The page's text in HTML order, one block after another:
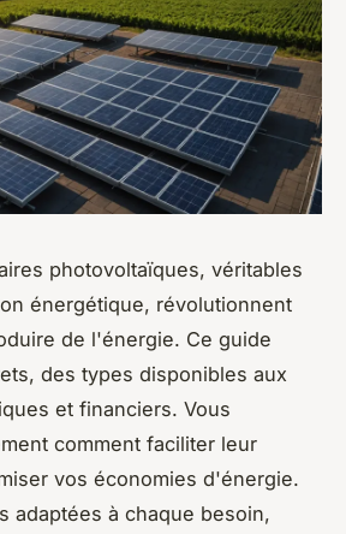
photovoltaïques, véritables
énergétique, révolutionnent
de l'énergie. Ce guide
des types disponibles aux
et financiers. Vous
comment faciliter leur
vos économies d'énergie.
adaptées à chaque besoin,